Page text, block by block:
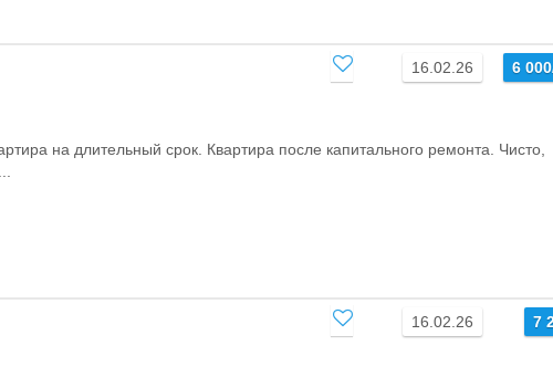
16.02.26 6
на длительный срок. Квартира после капитального ремонта. Чисто,
16.02.26 7